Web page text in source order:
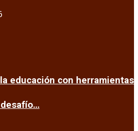
educación con herramientas